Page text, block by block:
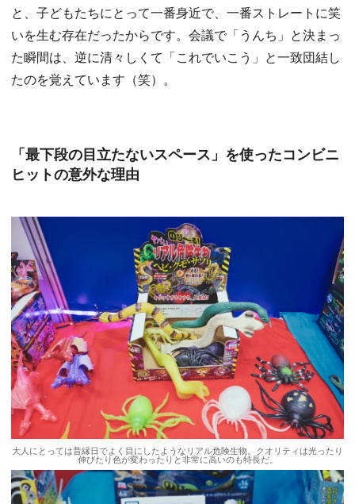
と、子どもたちにとって一番身近で、一番ストレートに笑
いを生む存在だったからです。会議で「うんち」と決まっ
た瞬間は、逆に清々しくて「これでいこう」と一致団結し
たのを覚えています（笑）。
「最下段の目立たないスペース」を使ったコンビニ
ヒットの意外な理由
大人にとっては昔縁日でよく目にしたようなリアル危険生物。クオリティは光ったり
伸びたり色が変わったりと非常に高いのも特長だ。